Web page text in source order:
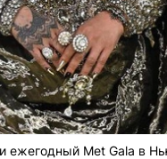
ежегодный Met Gala в